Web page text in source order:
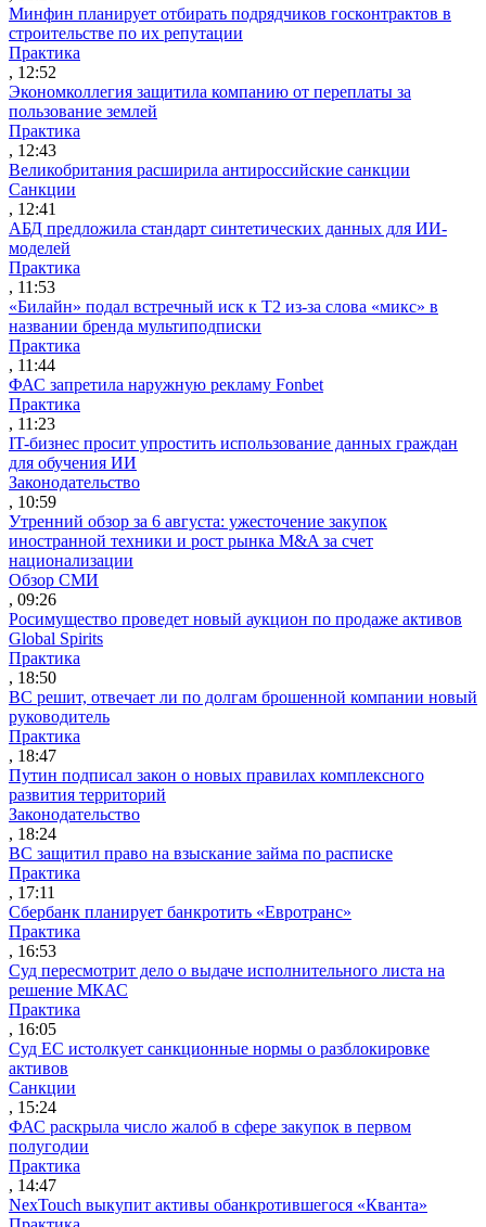
Минфин планирует отбирать подрядчиков госконтрактов в
строительстве по их репутации
Практика
, 12:52
Экономколлегия защитила компанию от переплаты за
пользование землей
Практика
, 12:43
Великобритания расширила антироссийские санкции
Санкции
, 12:41
АБД предложила стандарт синтетических данных для ИИ-
моделей
Практика
, 11:53
«Билайн» подал встречный иск к Т2 из-за слова «микс» в
названии бренда мультиподписки
Практика
, 11:44
ФАС запретила наружную рекламу Fonbet
Практика
, 11:23
IT-бизнес просит упростить использование данных граждан
для обучения ИИ
Законодательство
, 10:59
Утренний обзор за 6 августа: ужесточение закупок
иностранной техники и рост рынка M&A за счет
национализации
Обзор СМИ
, 09:26
Росимущество проведет новый аукцион по продаже активов
Global Spirits
Практика
, 18:50
ВС решит, отвечает ли по долгам брошенной компании новый
руководитель
Практика
, 18:47
Путин подписал закон о новых правилах комплексного
развития территорий
Законодательство
, 18:24
ВС защитил право на взыскание займа по расписке
Практика
, 17:11
Сбербанк планирует банкротить «Евротранс»
Практика
, 16:53
Суд пересмотрит дело о выдаче исполнительного листа на
решение МКАС
Практика
, 16:05
Суд ЕС истолкует санкционные нормы о разблокировке
активов
Санкции
, 15:24
ФАС раскрыла число жалоб в сфере закупок в первом
полугодии
Практика
, 14:47
NexTouch выкупит активы обанкротившегося «Кванта»